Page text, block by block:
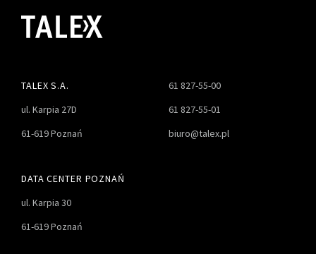
TALEX S.A.
ul. Karpia 27D
61-619 Poznań
61 827-55-00
61 827-55-01
biuro@talex.pl
DATA CENTER POZNAŃ
ul. Karpia 30
61-619 Poznań